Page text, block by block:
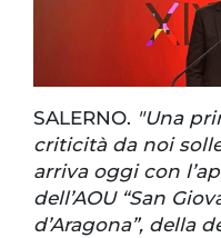
SALERNO. "Una
criticità da noi
arriva oggi con
dell’AOU “San
d’Aragona”, della